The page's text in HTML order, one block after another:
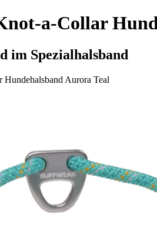
a-Collar
im Spezialhalsband
Aurora Teal